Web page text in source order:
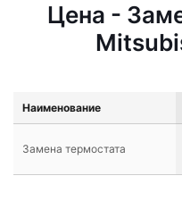
Цена -
Наименование
Замена термостата